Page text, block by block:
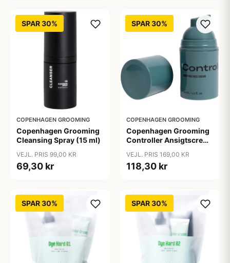
SPAR 30%
COPENHAGEN GROOMING
Copenhagen Grooming
Cleansing Spray (15 ml)
VEJL. PRIS 99,00 KR
69,30 kr
SPAR 30%
COPENHAGEN GROOMING
Copenhagen Grooming
Controller Ansigtscreme
VEJL. PRIS 169,00 KR
118,30 kr
SPAR 30% SPAR 30%